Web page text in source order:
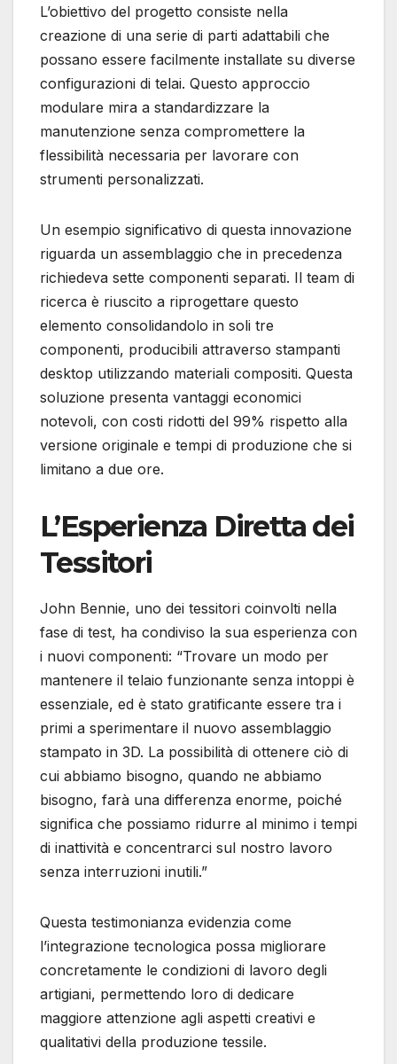
L’obiettivo del progetto consiste nella
creazione di una serie di parti adattabili che
possano essere facilmente installate su diverse
configurazioni di telai. Questo approccio
modulare mira a standardizzare la
manutenzione senza compromettere la
flessibilità necessaria per lavorare con
strumenti personalizzati.
Un esempio significativo di questa innovazione
riguarda un assemblaggio che in precedenza
richiedeva sette componenti separati. Il team di
ricerca è riuscito a riprogettare questo
elemento consolidandolo in soli tre
componenti, producibili attraverso stampanti
desktop utilizzando materiali compositi. Questa
soluzione presenta vantaggi economici
notevoli, con costi ridotti del 99% rispetto alla
versione originale e tempi di produzione che si
limitano a due ore.
L’Esperienza Diretta dei
Tessitori
John Bennie, uno dei tessitori coinvolti nella
fase di test, ha condiviso la sua esperienza con
i nuovi componenti: “Trovare un modo per
mantenere il telaio funzionante senza intoppi è
essenziale, ed è stato gratificante essere tra i
primi a sperimentare il nuovo assemblaggio
stampato in 3D. La possibilità di ottenere ciò di
cui abbiamo bisogno, quando ne abbiamo
bisogno, farà una differenza enorme, poiché
significa che possiamo ridurre al minimo i tempi
di inattività e concentrarci sul nostro lavoro
senza interruzioni inutili.”
Questa testimonianza evidenzia come
l’integrazione tecnologica possa migliorare
concretamente le condizioni di lavoro degli
artigiani, permettendo loro di dedicare
maggiore attenzione agli aspetti creativi e
qualitativi della produzione tessile.